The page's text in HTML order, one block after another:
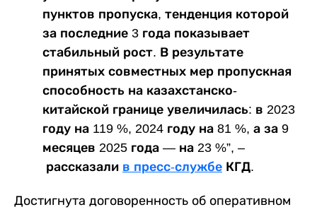
пунктов пропуска, тенденция которой
за последние 3 года показывает
стабильный рост. В результате
принятых совместных мер пропускная
способность на казахстанско-
китайской границе увеличилась: в 2023
году на 119 %, 2024 году на 81 %, а за 9
месяцев 2025 года — на 23 %”, –
рассказали в пресс-службе КГД.
Достигнута договоренность об оперативном